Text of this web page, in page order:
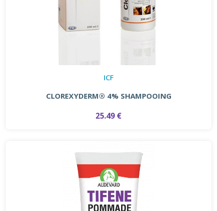
ICF
CLOREXYDERM® 4% SHAMPOOING
25.49 €